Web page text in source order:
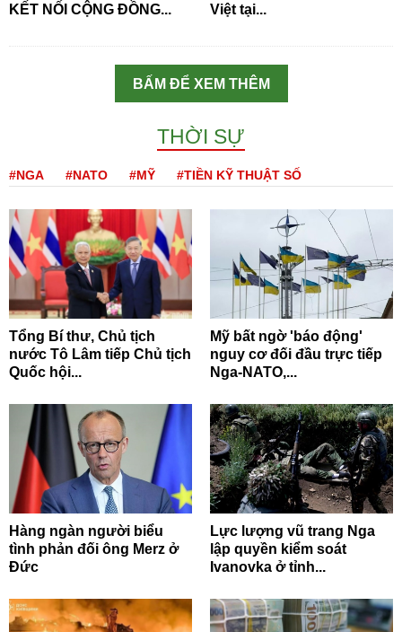
KẾT NỐI CỘNG ĐỒNG...
Việt tại...
BẤM ĐỂ XEM THÊM
THỜI SỰ
#NGA #NATO #MỸ #TIỀN KỸ THUẬT SỐ
Tổng Bí thư, Chủ tịch
nước Tô Lâm tiếp Chủ tịch
Quốc hội...
Mỹ bất ngờ 'báo động'
nguy cơ đối đầu trực tiếp
Nga-NATO,...
Hàng ngàn người biểu
tình phản đối ông Merz ở
Đức
Lực lượng vũ trang Nga
lập quyền kiểm soát
Ivanovka ở tỉnh...